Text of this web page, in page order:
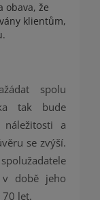
obava, že
klientům,
spolu
tak bude
náležitosti a
se zvýší.
době jeho
70 let.